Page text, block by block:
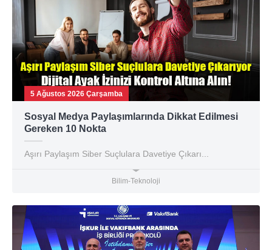
5 Ağustos 2026 Çarşamba
Sosyal Medya Paylaşımlarında Dikkat Edilmesi
Gereken 10 Nokta
Aşırı Paylaşım Siber Suçlulara Davetiye Çıkarı...
Bilim-Teknoloji